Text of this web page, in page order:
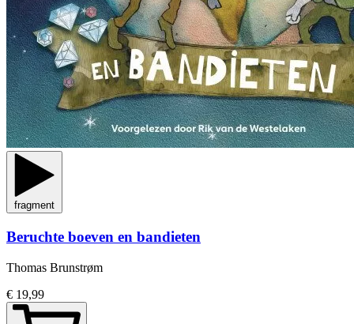
fragment
Beruchte boeven en bandieten
Thomas Brunstrøm
€ 19,99